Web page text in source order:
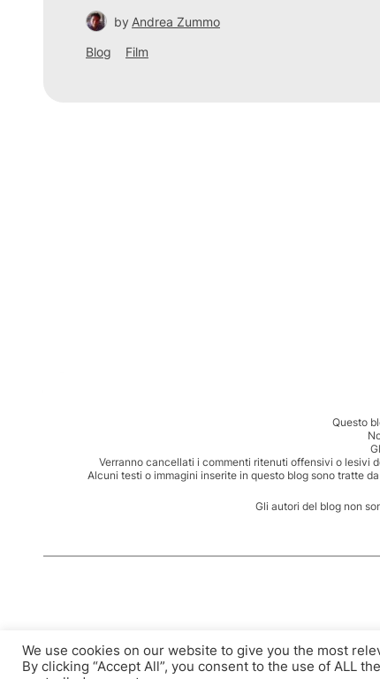
by Andrea Zummo
Blog
Film
Questo
Verranno cancellati i commenti ritenuti offensivi o lesivi
Alcuni testi o immagini inserite in questo blog sono tratte
Gli autori del blog non
We use cookies on our website to give you the most
By clicking “Accept All”, you consent to the use of ALL